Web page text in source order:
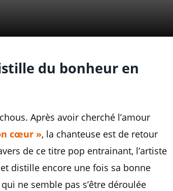
du bonheur en
Après avoir cherché l’amour
cœur », la chanteuse est de retour
de ce titre pop entrainant, l’artiste
distille encore une fois sa bonne
ne semble pas s’être déroulée